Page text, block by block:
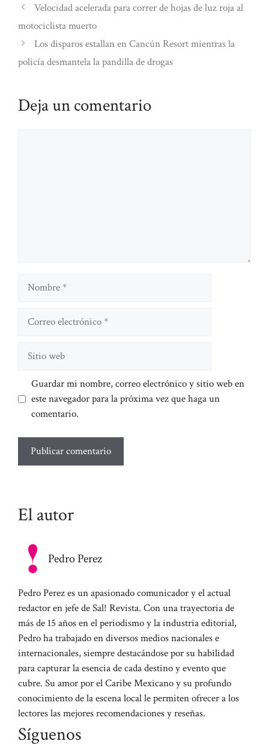
Velocidad acelerada para correr de hojas de luz roja al
motociclista muerto
Los disparos estallan en Cancún Resort mientras la
policía desmantela la pandilla de drogas
Deja un comentario
Nombre
Guardar mi nombre, correo electrónico y sitio web en
este navegador para la próxima vez que haga un
comentario.
El autor
Pedro Perez
Pedro Perez es un apasionado comunicador y el actual
redactor en jefe de Sal! Revista. Con una trayectoria de
más de 15 años en el periodismo y la industria editorial,
Pedro ha trabajado en diversos medios nacionales e
internacionales, siempre destacándose por su habilidad
para capturar la esencia de cada destino y evento que
cubre. Su amor por el Caribe Mexicano y su profundo
conocimiento de la escena local le permiten ofrecer a los
lectores las mejores recomendaciones y reseñas.
Síguenos